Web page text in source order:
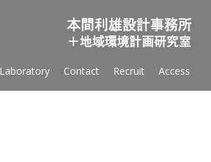
to
Laboratory Contact Recruit Access